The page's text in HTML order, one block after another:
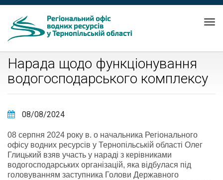
Нарада щодо функціонування
водогосподарського комплексу
08/08/2024
08 серпня 2024 року в. о начальника Регіонального
офісу водних ресурсів у Тернопільській області Олег
Глицький взяв участь у нараді з керівниками
водогосподарських організацій, яка відбулася під
головуванням заступника Голови Державного